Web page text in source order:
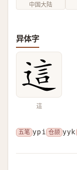
中国大陆
异体字
這
五笔 ypi 仓颉 yyk